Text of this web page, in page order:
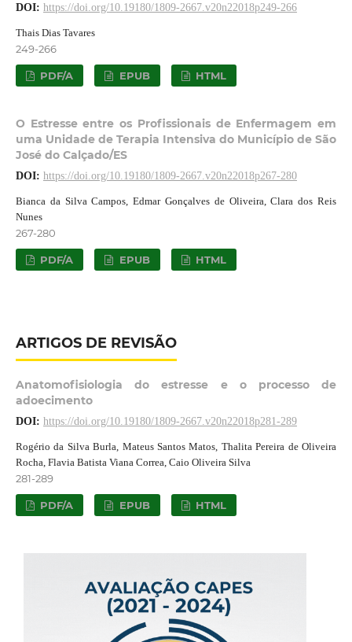
DOI: https://doi.org/10.19180/1809-2667.v20n22018p249-266
Thais Dias Tavares
249-266
PDF/A EPUB HTML
O Estresse entre os Profissionais de Enfermagem em
uma Unidade de Terapia Intensiva do Município de São
José do Calçado/ES
DOI: https://doi.org/10.19180/1809-2667.v20n22018p267-280
Bianca da Silva Campos, Edmar Gonçalves de Oliveira, Clara dos Reis
Nunes
267-280
PDF/A EPUB HTML
ARTIGOS DE REVISÃO
Anatomofisiologia do estresse e o processo de
adoecimento
DOI: https://doi.org/10.19180/1809-2667.v20n22018p281-289
Rogério da Silva Burla, Mateus Santos Matos, Thalita Pereira de Oliveira
Rocha, Flavia Batista Viana Correa, Caio Oliveira Silva
281-289
PDF/A EPUB HTML